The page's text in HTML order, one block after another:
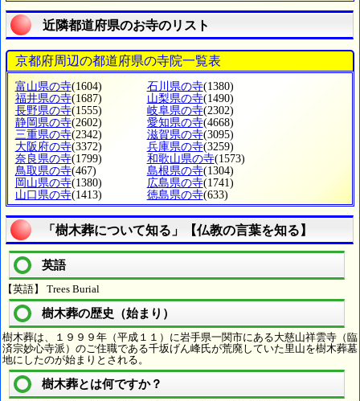
近隣都道府県のお寺のリスト
京都府周辺の都道府県の寺院一覧表
富山県の寺(1604) 石川県の寺(1380)
福井県の寺(1687) 山梨県の寺(1490)
長野県の寺(1555) 岐阜県の寺(2302)
静岡県の寺(2602) 愛知県の寺(4668)
三重県の寺(2342) 滋賀県の寺(3095)
大阪府の寺(3372) 兵庫県の寺(3259)
奈良県の寺(1799) 和歌山県の寺(1573)
鳥取県の寺(467) 島根県の寺(1304)
岡山県の寺(1380) 広島県の寺(1741)
山口県の寺(1413) 徳島県の寺(633)
「樹木葬について知る」【仏教の言葉を知る】
英語
【英語】 Trees Burial
樹木葬の歴史（始まり）
樹木葬は、１９９９年（平成１１）に岩手県一関市にある大慈山祥雲寺（臨
済宗妙心寺派）のご住職である千坂げん峰氏が荒廃していた里山を樹木葬墓
地にしたのが始まりとされる。
樹木葬とは何ですか？